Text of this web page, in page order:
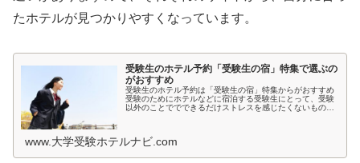
たホテルが見つかりやすくなっています。
受験生のホテル予約「受験生の宿」特集で選ぶの
がおすすめ
受験生のホテル予約は「受験生の宿」特集からがおすすめ
受験のためにホテルなどに宿泊する受験生にとって、受験
以外のことででできるだけストレスを感じたくないもので
www.大学受験ホテルナビ.com